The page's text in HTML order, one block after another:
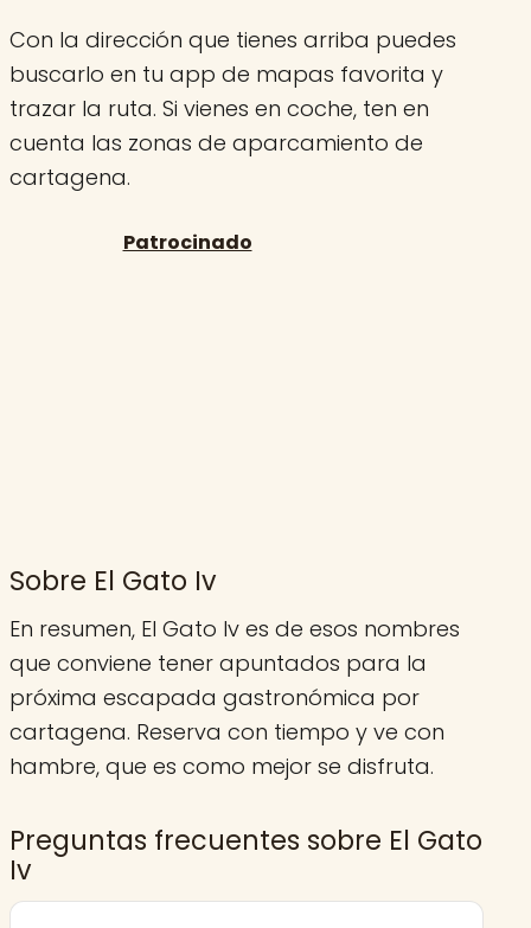
Con la dirección que tienes arriba puedes
buscarlo en tu app de mapas favorita y
trazar la ruta. Si vienes en coche, ten en
cuenta las zonas de aparcamiento de
cartagena.
Sobre El Gato Iv
En resumen, El Gato Iv es de esos nombres
que conviene tener apuntados para la
próxima escapada gastronómica por
cartagena. Reserva con tiempo y ve con
hambre, que es como mejor se disfruta.
Preguntas frecuentes sobre El Gato
Iv